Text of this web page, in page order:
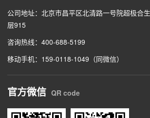
公司地址：北京市昌平区北清路一号院超极合
层915
咨询热线：400-688-5199
移动手机：159-0118-1049（同微信）
官方微信 QR code